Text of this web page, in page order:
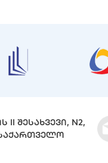
II ᲨᲔᲡᲐᲮᲕᲔᲕᲘ, N2,